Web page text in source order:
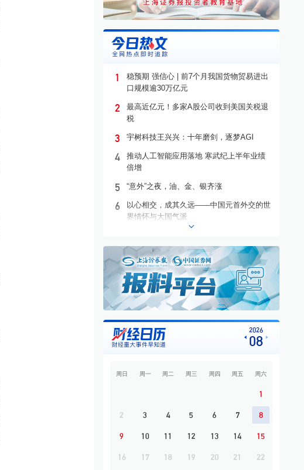
1
稳预期 强信心 | 前7个月我国货物贸易进出
口规模逾30万亿元
2
最高近亿元！多家A股公司收到美国关税退
税
3 宇树科技王兴兴：十年磨剑，逐梦AGI
4
推动人工智能应用落地 寒武纪上半年业绩
倍增
5 “意外”之夜，油、金、银齐涨
6
以心相交，成其久远——中国元首外交的世
界情怀与大国气派
硅价格有望回升至成本线以上
8
百亿级项目搁浅牵出债务“隐雷” *ST亿晶财
务疑云引来监管追问
9
上半年市场行情整体上行 中国稀土归母净
利润同比增长46.53%
10 从AI硬件到AI应用 私募科技赛道布局发生
结构性变化
2026
08
周日 周一 周二 周三 周四 周五 周六
1
2 3 4 5 6 7 8
9 10 11 12 13 14 15
16 17 18 19 20 21 22